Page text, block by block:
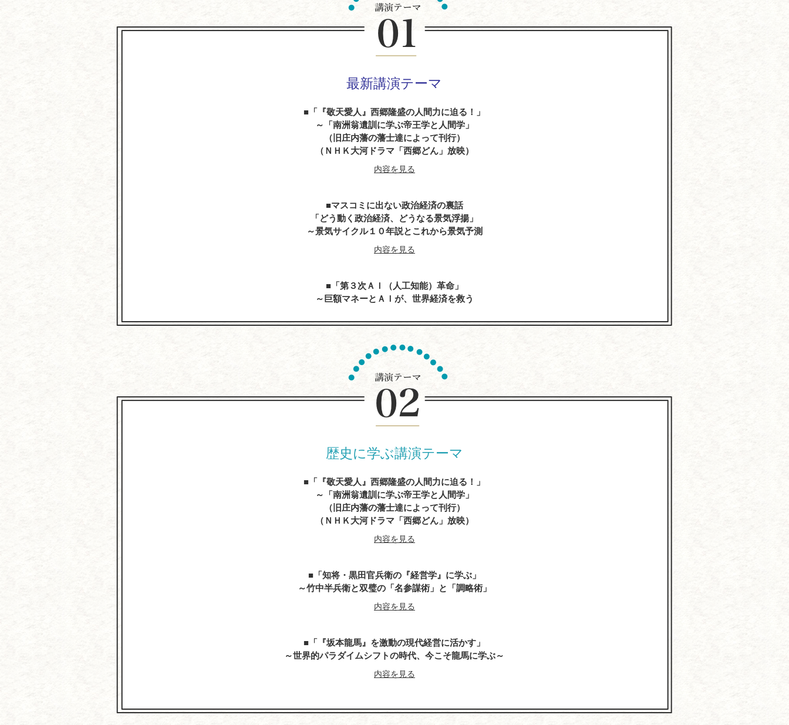
最新講演テーマ
「『敬天愛人』西郷隆盛の人間力に迫る！」
～「南洲翁遺訓に学ぶ帝王学と人間学」
（旧庄内藩の藩士達によって刊行）
（ＮＨＫ大河ドラマ「西郷どん」放映）
内容を見る
マスコミに出ない政治経済の裏話
「どう動く政治経済、どうなる景気浮揚」
～景気サイクル１０年説とこれから景気予測
内容を見る
「第３次ＡＩ（人工知能）革命」
～巨額マネーとＡＩが、世界経済を救う
人生の達人に学ぶ
～心に残る先人たちの名言、遺訓、格言を経営に生かす
歴史に学ぶ講演テーマ
「『敬天愛人』西郷隆盛の人間力に迫る！」
～「南洲翁遺訓に学ぶ帝王学と人間学」
（旧庄内藩の藩士達によって刊行）
（ＮＨＫ大河ドラマ「西郷どん」放映）
内容を見る
「知将・黒田官兵衛の『経営学』に学ぶ」
～竹中半兵衛と双璧の「名参謀術」と「調略術」
内容を見る
「『坂本龍馬』を激動の現代経営に活かす」
～世界的パラダイムシフトの時代、今こそ龍馬に学ぶ～
内容を見る
『平清盛』に学ぶ経営学